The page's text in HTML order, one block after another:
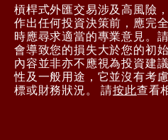
槓桿式外匯交易涉及高風險
作出任何投資決策前，應完
時應尋求適當的專業意見。
會導致您的損失大於您的初
內容並非亦不應視為投資建
性及一般用途，它並沒有考
標或財務狀況。 請按此查看